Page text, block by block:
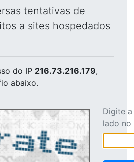
tentativas de
a sites hospedados
do IP 216.73.216.179,
abaixo.
Digite
lado no